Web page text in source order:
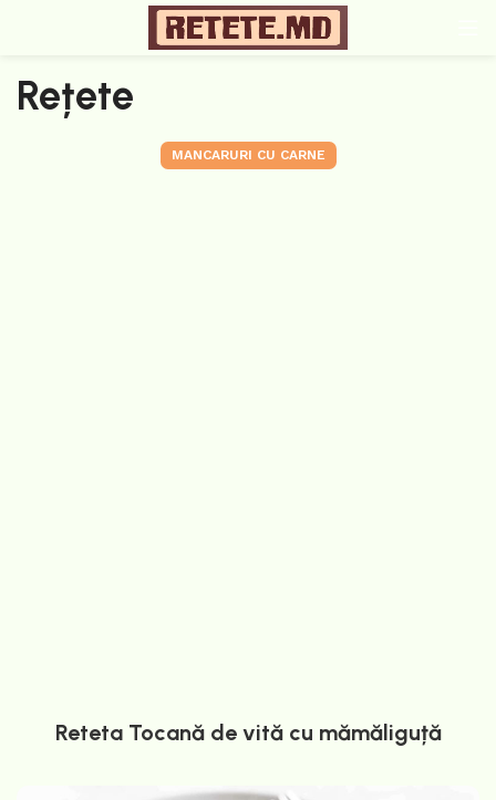
Rețete
MANCARURI CU CARNE
Reteta Tocană de vită cu mămăliguță